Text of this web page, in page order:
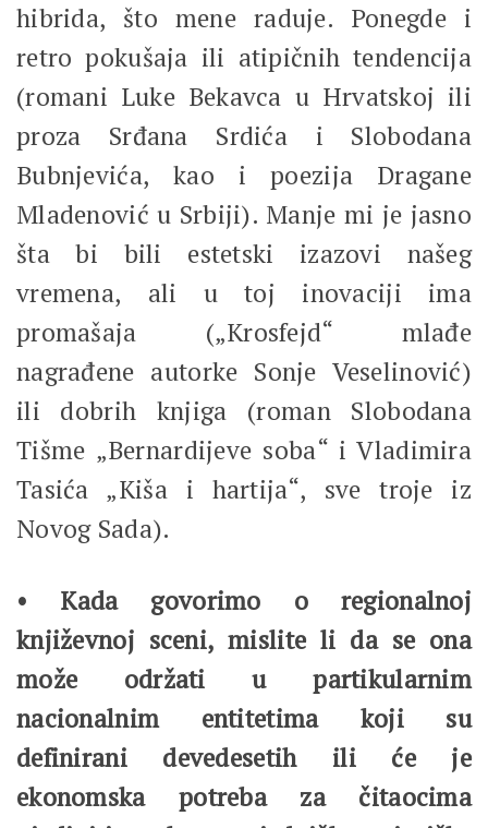
hibrida, što mene raduje. Ponegde i
retro pokušaja ili atipičnih tendencija
(romani Luke Bekavca u Hrvatskoj ili
proza Srđana Srdića i Slobodana
Bubnjevića, kao i poezija Dragane
Mladenović u Srbiji). Manje mi je jasno
šta bi bili estetski izazovi našeg
vremena, ali u toj inovaciji ima
promašaja („Krosfejd“ mlađe
nagrađene autorke Sonje Veselinović)
ili dobrih knjiga (roman Slobodana
Tišme „Bernardijeve soba“ i Vladimira
Tasića „Kiša i hartija“, sve troje iz
Novog Sada).
• Kada govorimo o regionalnoj
književnoj sceni, mislite li da se ona
može održati u partikularnim
nacionalnim entitetima koji su
definirani devedesetih ili će je
ekonomska potreba za čitaocima